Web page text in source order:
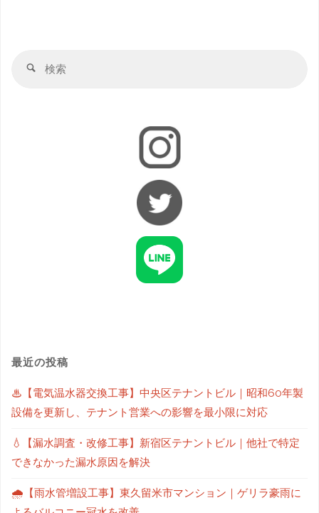
最近の投稿
♨【電気温水器交換工事】中央区テナントビル｜昭和60年製
設備を更新し、テナント営業への影響を最小限に対応
💧【漏水調査・改修工事】新宿区テナントビル｜他社で特定
できなかった漏水原因を解決
🌧【雨水管増設工事】東久留米市マンション｜ゲリラ豪雨に